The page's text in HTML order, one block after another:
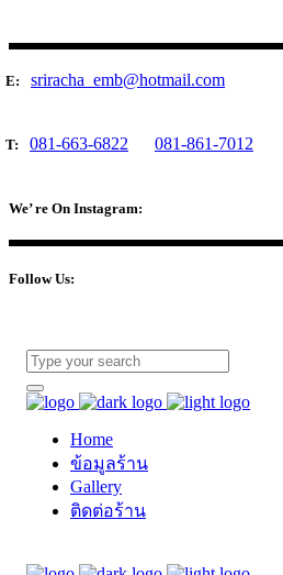
E: sriracha_emb@hotmail.com
T: 081-663-6822 081-861-7012
We’ re On Instagram:
Follow Us:
Home
ข้อมูลร้าน
Gallery
ติดต่อร้าน